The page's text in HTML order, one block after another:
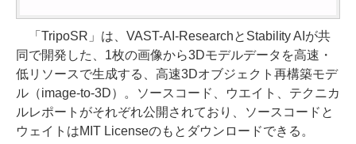
「TripoSR」は、VAST-AI-ResearchとStability AIが共
同で開発した、1枚の画像から3Dモデルデータを高速・
低リソースで生成する、高速3Dオブジェクト再構築モデ
ル（image-to-3D）。ソースコード、ウエイト、テクニカ
ルレポートがそれぞれ公開されており、ソースコードと
ウェイトはMIT Licenseのもとダウンロードできる。